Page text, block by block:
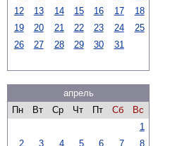
12
13 14 15 16 17
18
19
20 21 22 23 24
25
26
27 28 29 30 31
апрель
Пн
Вт Ср Чт Пт Сб
Вс
1
2
3 4 5 6 7
8